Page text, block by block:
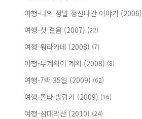
여행-나의 정말 정신나간 이야기 (2006)
여행-첫 걸음 (2007) (22)
여행-뭐라카네 (2008) (7)
여행-무계획이 계획 (2008) (8)
여행-7박 35일 (2009) (62)
여행-몰타 방랑기 (2009) (16)
여행-삼대악산 (2010) (24)